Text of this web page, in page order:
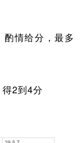
情给分，最多
2到4分